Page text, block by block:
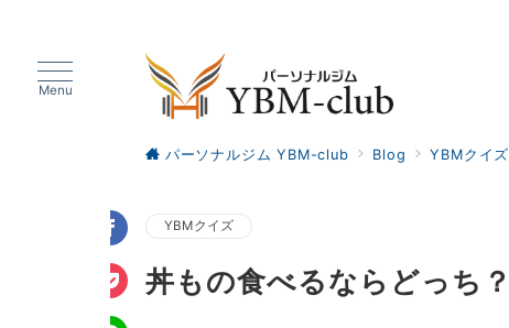
パーソナルジム YBM-club Blog YBMクイズ
YBMクイズ
丼もの食べるならどっち？
Menu